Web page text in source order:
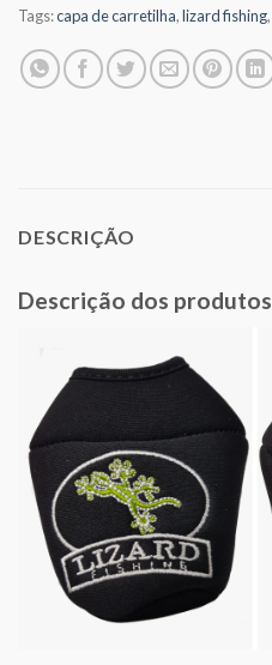
Tags:capa de carretilha,lizard fishing,
DESCRIÇÃO
Descrição dos produtos